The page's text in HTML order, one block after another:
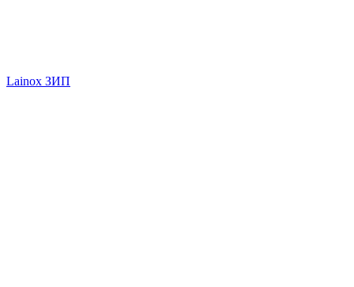
Lainox ЗИП